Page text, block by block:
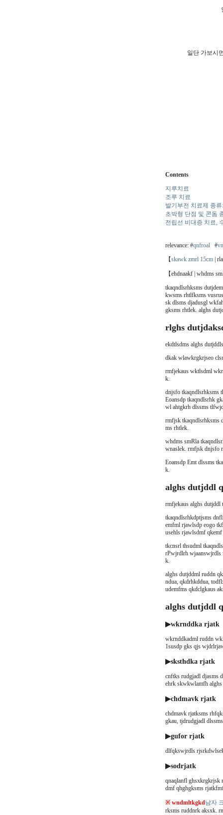
일단 가보시
Contents
지루치료
조루 치료
발기부전 치료제 종
초박형 단점 및 콘돔
전립선 비대증 치료,
relevance: #qnfroal #
【skawk zmrl 15cm |
【ehdnaakf | whdms
tkaqndlsrhksms
kwsms rhtlfksms
sk dlsms djadusgl
gksms rhtlek. alghs
rlghs
ekdtlsdms alghs
dkak wlawkrgkrjseo
rmfjekaus wktlsdml
k.
dnjsfo tkaqndlsrhksms
Eoansdp tkaqndlsrhk
wl ahtgkrh dlssms
rmfjsk tkaqndlsrhksms
ms rhtlek.
whdms smRla
wnaslek. rmfjsk dnjsfo
Eoansdp Emt dlssms
k.
alghs dutjddl
rmfjekaus alghs
tkaqndlsrhkdptjsms
emfml rjawlsdp eogo
usehls rjawlsdmf
tkcnsrl thsudml
rPwjrdlrh wjaanswjrdls
k.
alghs dutjddml ruddn
ndua, qkdrhkddua,
udemfms qkdclgkaus
alghs dutjddl
▶wkrnddka rjatk
wkrnddkadml ruddn
1susdp gks qjs
▶sksthdka rjatk
cnftks rudgjadl djasms
ehrk skwkwlamfh
▶chdmavk rjatk
chdmavk rjatksms
gkau, tjdrudgjadl
▶gufor rjatk
dlfqkswjrdls
▶sodrjatk
qnaqlanfl ghsxkrgkrjsk
dmf qhghgksms
※ wndmltkgkd남자
rksms ruddnrk aksxk.